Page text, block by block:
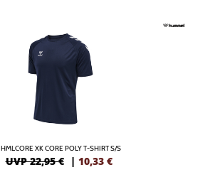
HMLCORE XK CORE POLY T-SHIRT S/S
UVP 22,95 € | 10,33 €